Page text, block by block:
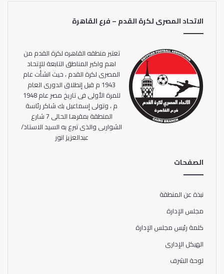
الاتحاد المصرى لكرة القدم – فرع القاهرة
تعتبر منطقه القاهره لكرة القدم من
اهم واكبر المناطق التابعة للإتحاد
المصرى لكرة القدم ، حيث انشأت عام
1943 م قبل إنطلاق الدورى العام
للمرة الأولى فى تاريخ مصر عام 1948
م ، وتولى إسماعيل بك شاكر رئاسة
المنطقة بمقرها الحالى 7 شارع
الشواربى والذى تبرع به السيد الاستاذ/
عبدالعزيز انور
الصفحات
نبذة عن المنطقة
مجلس الإدارة
كلمة رئيس مجلس الإدارة
الهيكل الإدارى
لوحة الشرف